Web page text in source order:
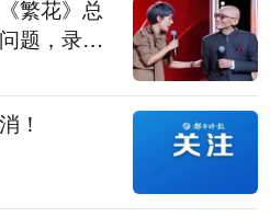
繁花》总
题，录音
不然又要
！